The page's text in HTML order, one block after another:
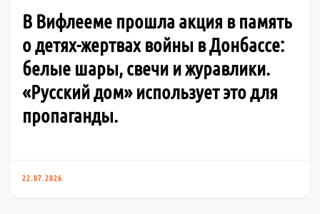
В Вифлееме прошла акция в память
о детях-жертвах войны в Донбассе:
белые шары, свечи и журавлики.
«Русский дом» использует это для
пропаганды.
22.07.2026